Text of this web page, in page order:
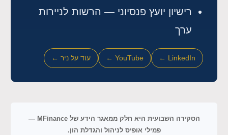
רישיון יועץ פנסיוני — הרשות לניירות
ערך
LinkedIn ←
YouTube ← עוד על ניר ←
הסקירה השבועית היא חלק ממאגר הידע של MFinance —
פמילי אופיס לניהול והגדלת הון.